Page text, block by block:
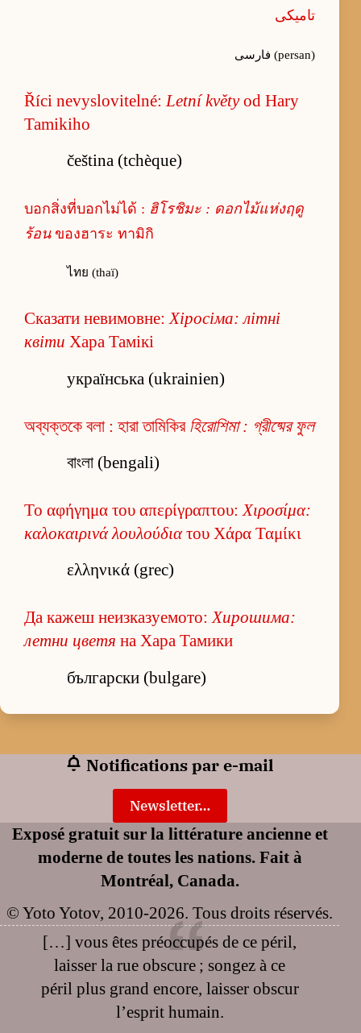
تامیکی
فارسی (persan)
Říci nevyslovitelné: Letní květyod Hary
Tamikiho
čeština (tchèque)
บอกสิ่งที่บอกไม่ได้ : ฮิโรชิมะ : ดอกไม้แห่งฤดู
ร้อนของฮาระ ทามิกิ
ไทย (thaï)
Сказати невимовне:Хіросіма: літні
квіти Хара Тамікі
українська (ukrainien)
অব্যক্তকে বলা : হারা তামিকির হিরোশিমা : গ্রীষ্মের ফুল
বাংলা (bengali)
Το αφήγημα του απερίγραπτου:Χιροσίμα:
καλοκαιρινά λουλούδιατου Χάρα Ταμίκι
ελληνικά (grec)
Да кажеш неизказуемото:Хирошима:
летни цветя на Хара Тамики
български (bulgare)
Notifications par e-mail
Newsletter…
Exposé gratuit sur la littérature ancienne et
moderne de toutes les nations. Fait à
Montréal, Canada.
© Yoto Yotov, 2010-2026. Tous droits réservés.
[…] vous êtes préoccupés de ce péril,
laisser la rue obscure ; songez à ce
péril plus grand encore, laisser obscur
l’esprit humain.